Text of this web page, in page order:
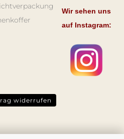
Wir sehen uns
auf Instagram:
widerrufen